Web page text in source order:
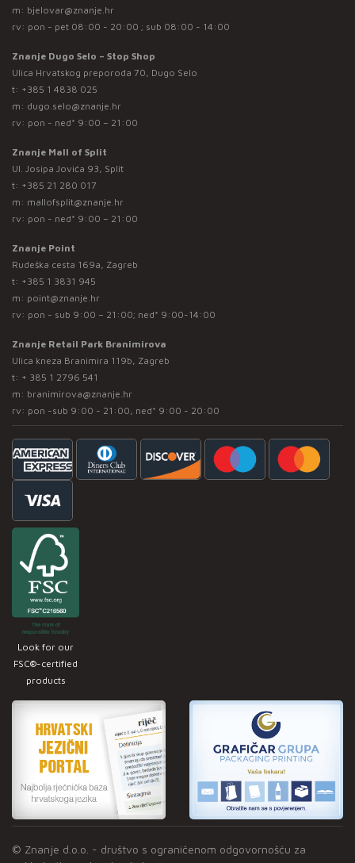
m: bjelovar@znanje.hr
rv: pon - pet 08:00 - 20:00 ; sub 08:00 - 14:00
Znanje Dugo Selo – Stop Shop
Ulica Hrvatskog preporoda 70, Dugo Selo
t: +385 1 4838 025
m: dugo.selo@znanje.hr
rv: pon - ned* 9:00 – 21:00
Znanje Mall of Split
Ul. Josipa Jovića 93, Split
t: +385 21 280 017
m: mallofsplit@znanje.hr
rv: pon - ned* 9:00 – 21:00
Znanje Point
Rudeška cesta 169a, Zagreb
t: +385 1 3831 945
m: point@znanje.hr
rv: pon - sub 9:00 – 21:00; ned* 9:00-14:00
Znanje Retail Park Branimirova
Ulica kneza Branimira 119b, Zagreb
t: + 385 1 2796 541
m: branimirova@znanje.hr
rv: pon -sub 9:00 - 21:00, ned* 9:00 - 20:00
Look for our
FSC®-certified
products
© Znanje d.o.o. - društvo s ograničenom odgovornošću za